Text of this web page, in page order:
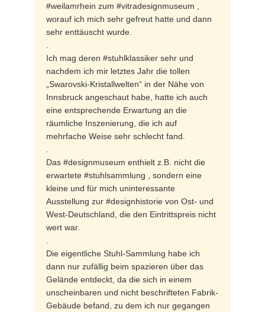
#weilamrhein zum #vitradesignmuseum ,
worauf ich mich sehr gefreut hatte und dann
sehr enttäuscht wurde.
Ich mag deren #stuhlklassiker sehr und
nachdem ich mir letztes Jahr die tollen
„Swarovski-Kristallwelten“ in der Nähe von
Innsbruck angeschaut habe, hatte ich auch
eine entsprechende Erwartung an die
räumliche Inszenierung, die ich auf
mehrfache Weise sehr schlecht fand.
Das #designmuseum enthielt z.B. nicht die
erwartete #stuhlsammlung , sondern eine
kleine und für mich uninteressante
Ausstellung zur #designhistorie von Ost- und
West-Deutschland, die den Eintrittspreis nicht
wert war.
Die eigentliche Stuhl-Sammlung habe ich
dann nur zufällig beim spazieren über das
Gelände entdeckt, da die sich in einem
unscheinbaren und nicht beschrifteten Fabrik-
Gebäude befand, zu dem ich nur gegangen